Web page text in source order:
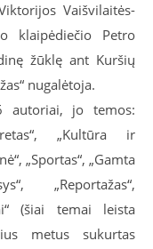
Vaišvilaitės-
klaipėdiečio Petro
žūklę ant Kuršių
nugalėtoja.
autoriai, jo temos:
„Kultūra ir
„Sportas“, „Gamta
„Reportažas“,
(šiai temai leista
metus sukurtas